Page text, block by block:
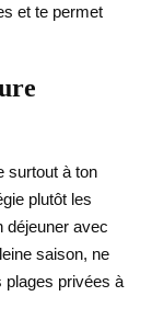
et te permet
surtout à ton
plutôt les
déjeuner avec
saison, ne
plages privées à